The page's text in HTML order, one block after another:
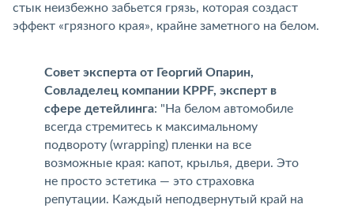
стык неизбежно забьется грязь, которая создаст
эффект «грязного края», крайне заметного на белом.
Совет эксперта от Георгий Опарин,
Совладелец компании KPPF, эксперт
сфере детейлинга: "На белом автомобиле
сегда стремитесь к максимальному
подвороту (wrapping) пленки на все
озможные края: капот, крылья, двери. Это
не просто эстетика — это страховка
репутации. Каждый неподвернутый край на